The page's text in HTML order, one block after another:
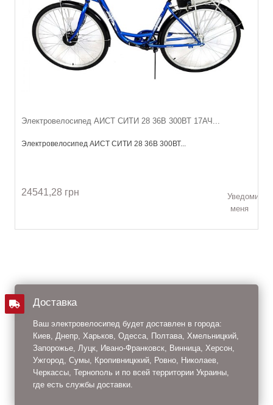
Электровелосипед АИСТ СИТИ 28 36В 300ВТ 17АЧ...
Электровелосипед АИСТ СИТИ 28 36В 300ВТ...
24541,28 грн
Уведомить
меня
Доставка
Ваш электровелосипед будет доставлен в города:
Киев, Днепр, Харьков, Одесса, Полтава, Хмельницкий,
Запорожье, Луцк, Ивано-Франковск, Винница, Херсон,
Ужгород, Сумы, Кропивницккий, Ровно, Николаев,
Черкассы, Тернополь и по всей территории Украины,
где есть службы доставки.